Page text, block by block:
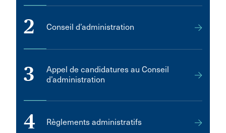
2 Conseil d’administration
3
Appel de candidatures au Conseil
d’administration
4 Règlements administratifs